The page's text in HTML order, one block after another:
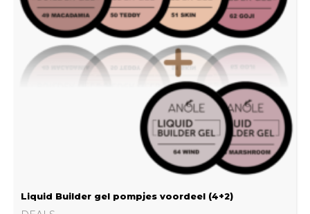
Liquid Builder gel pompjes voordeel (4+2)